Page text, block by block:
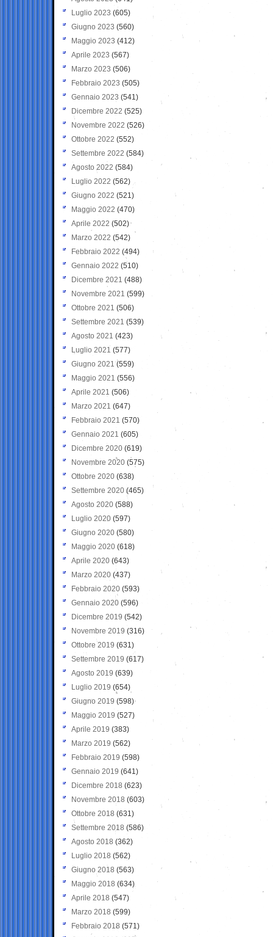
Luglio 2023 (605)
Giugno 2023 (560)
Maggio 2023 (412)
Aprile 2023 (567)
Marzo 2023 (506)
Febbraio 2023 (505)
Gennaio 2023 (541)
Dicembre 2022 (525)
Novembre 2022 (526)
Ottobre 2022 (552)
Settembre 2022 (584)
Agosto 2022 (584)
Luglio 2022 (562)
Giugno 2022 (521)
Maggio 2022 (470)
Aprile 2022 (502)
Marzo 2022 (542)
Febbraio 2022 (494)
Gennaio 2022 (510)
Dicembre 2021 (488)
Novembre 2021 (599)
Ottobre 2021 (506)
Settembre 2021 (539)
Agosto 2021 (423)
Luglio 2021 (577)
Giugno 2021(559)
Maggio 2021 (556)
Aprile 2021 (506)
Marzo 2021 (647)
Febbraio 2021 (570)
Gennaio 2021 (605)
Dicembre 2020 (619)
Novembre 2020 (575)
Ottobre 2020 (638)
Settembre 2020(465)
Agosto 2020 (588)
Luglio 2020 (597)
Giugno 2020 (580)
Maggio 2020 (618)
Aprile 2020 (643)
Marzo 2020 (437)
Febbraio 2020 (593)
Gennaio 2020 (596)
Dicembre 2019 (542)
Novembre 2019 (316)
Ottobre 2019 (631)
Settembre 2019 (617)
Agosto 2019 (639)
Luglio 2019 (654)
Giugno 2019 (598)
Maggio 2019 (527)
Aprile 2019 (383)
Marzo 2019 (562)
Febbraio 2019 (598)
Gennaio 2019 (641)
Dicembre 2018 (623)
Novembre 2018 (603)
Ottobre 2018 (631)
Settembre 2018 (586)
Agosto 2018 (362)
Luglio 2018 (562)
Giugno 2018 (563)
Maggio 2018 (634)
Aprile 2018 (547)
Marzo 2018 (599)
Febbraio 2018 (571)